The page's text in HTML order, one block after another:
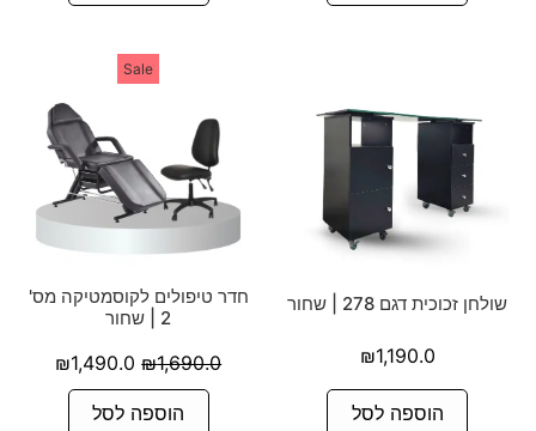
שולחן זכוכית דגם 278 | שחור
₪1,190.0
הוספה לסל
Sale
חדר טיפולים לקוסמטיקה מס'
2 | שחור
₪1,690.0
₪1,490.0
הוספה לסל